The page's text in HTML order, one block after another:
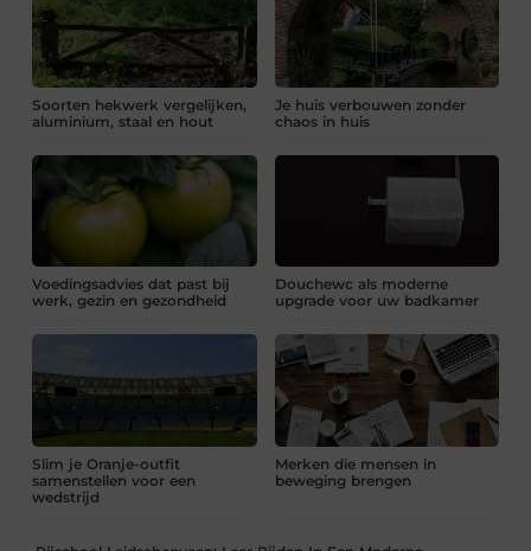
Soorten hekwerk vergelijken,
aluminium, staal en hout
Je huis verbouwen zonder
chaos in huis
Voedingsadvies dat past bij
werk, gezin en gezondheid
Douchewc als moderne
upgrade voor uw badkamer
Slim je Oranje-outfit
samenstellen voor een
wedstrijd
Merken die mensen in
beweging brengen